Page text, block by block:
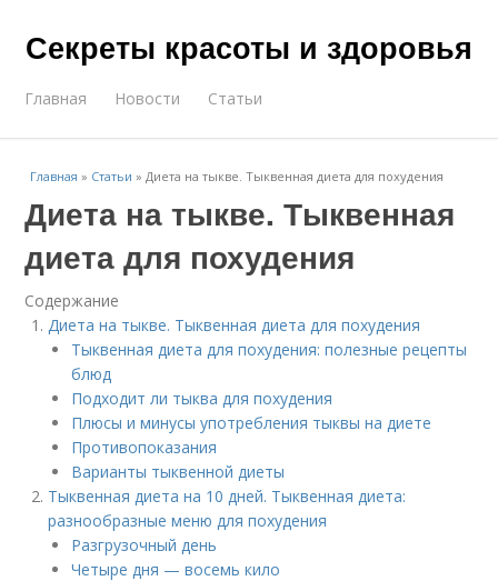
Секреты красоты и здоровья
Главная Новости Статьи
Главная » Статьи »Диета на тыкве. Тыквенная диета для похудения
Диета на тыкве. Тыквенная
диета для похудения
Содержание
Диета на тыкве. Тыквенная диета для похудения
Тыквенная диета для похудения: полезные рецепты
блюд
Подходит ли тыква для похудения
Плюсы и минусы употребления тыквы на диете
Противопоказания
Варианты тыквенной диеты
Тыквенная диета на 10 дней. Тыквенная диета:
разнообразные меню для похудения
Разгрузочный день
Четыре дня — восемь кило